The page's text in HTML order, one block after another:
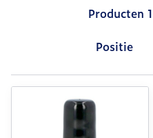
Producten 1
Sorteer op: